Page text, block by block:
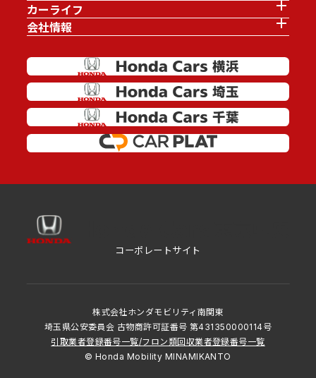
カーライフ
会社情報
コーポレートサイト
株式会社ホンダモビリティ南関東
埼玉県公安委員会 古物商許可証番号 第431350000114号
引取業者登録番号一覧/フロン類回収業者登録番号一覧
© Honda Mobility MINAMIKANTO